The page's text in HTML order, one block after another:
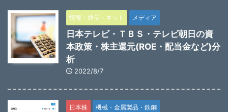
情報・通信・ネット メディア
日本テレビ・ＴＢＳ・テレビ朝日の資
本政策・株主還元(ROE・配当金など)分
析
2022/8/7
日本株 機械・金属製品・鉄鋼